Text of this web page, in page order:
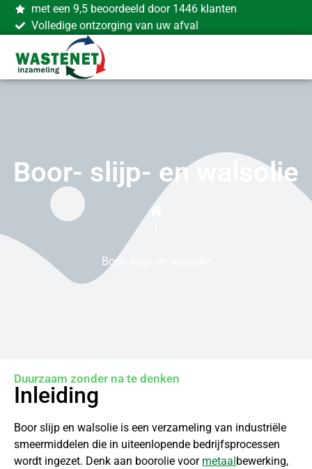
met een 9,5 beoordeeld door 1446 klanten
Volledige ontzorging van uw afval
Boor- slijp- en walsolie
Boor- slijp- en walsolie
Duurzaam zonder na te denken
Inleiding
Boor slijp en walsolie is een verzameling van industriële
smeermiddelen die in uiteenlopende bedrijfsprocessen
wordt ingezet. Denk aan boorolie voor metaal bewerking,